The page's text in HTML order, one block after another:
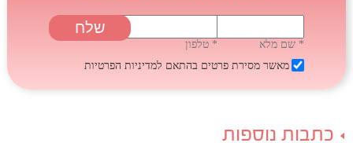
* שם מלא
* טלפון
מאשר מסירת פרטים בהתאם למדיניות הפרטיות
כתבות נוספות